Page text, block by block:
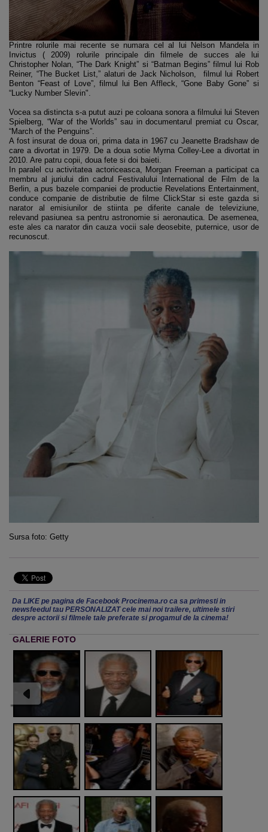
Printre rolurile mai recente se numara cel al lui Nelson Mandela in
Invictus ( 2009) rolurile principale din filmele de succes ale lui
Christopher Nolan, “The Dark Knight” si “Batman Begins” filmul lui Rob
Reiner, “The Bucket List,” alaturi de Jack Nicholson, filmul lui Robert
Benton “Feast of Love”, filmul lui Ben Affleck, “Gone Baby Gone” si
“Lucky Number Slevin".
Vocea sa distincta s-a putut auzi pe coloana sonora a filmului lui Steven
Spielberg, “War of the Worlds” sau in documentarul premiat cu Oscar,
“March of the Penguins”.
A fost insurat de doua ori, prima data in 1967 cu Jeanette Bradshaw de
care a divortat in 1979. De a doua sotie Myrna Colley-Lee a divortat in
2010. Are patru copii, doua fete si doi baieti.
In paralel cu activitatea actoriceasca, Morgan Freeman a participat ca
membru al juriului din cadrul Festivalului International de Film de la
Berlin, a pus bazele companiei de productie Revelations Entertainment,
conduce companie de distributie de filme ClickStar si este gazda si
narator al emisiunilor de stiinta pe diferite canale de televiziune,
relevand pasiunea sa pentru astronomie si aeronautica. De asemenea,
este ales ca narator din cauza vocii sale deosebite, puternice, usor de
recunoscut.
Sursa foto: Getty
Da LIKE pe pagina de Facebook Procinema.ro ca sa primesti in
newsfeedul tau PERSONALIZAT cele mai noi trailere, ultimele stiri
despre actorii si filmele tale preferate si progamul de la cinema!
GALERIE FOTO